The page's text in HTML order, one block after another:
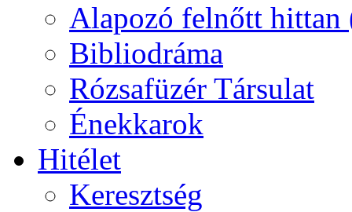
Alapozó felnőtt hittan
Bibliodráma
Rózsafüzér Társulat
Énekkarok
Hitélet
Keresztség